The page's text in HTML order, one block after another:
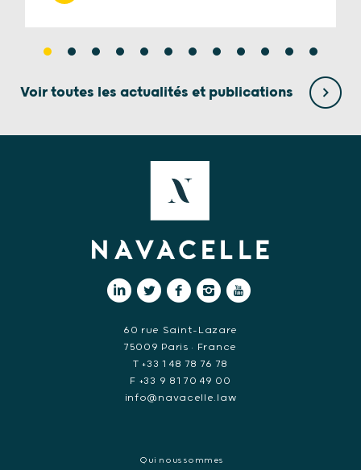
Voir toutes les actualités et publications
60 rue Saint-Lazare
75009 Paris • France
T +33 1 48 78 76 78
F +33 9 81 70 49 00
info@navacelle.law
Qui nous sommes